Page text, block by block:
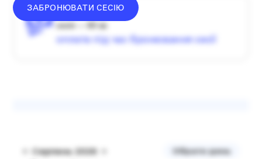
ЗАБРОНЮВАТИ СЕСІЮ
оплата під час бронювання сесії